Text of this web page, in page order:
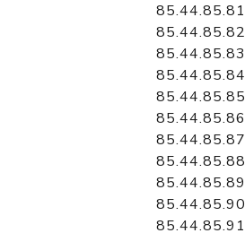
85.44.85.81
85.44.85.82
85.44.85.83
85.44.85.84
85.44.85.85
85.44.85.86
85.44.85.87
85.44.85.88
85.44.85.89
85.44.85.90
85.44.85.91